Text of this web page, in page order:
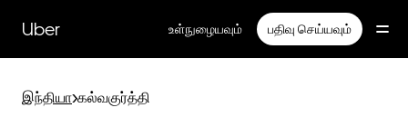
பக்கத்திற்குச்
செல்லவும்
Uber உள்நுழையவும் பதிவு செய்யவும்
இந்தியா>கல்வகுர்த்தி